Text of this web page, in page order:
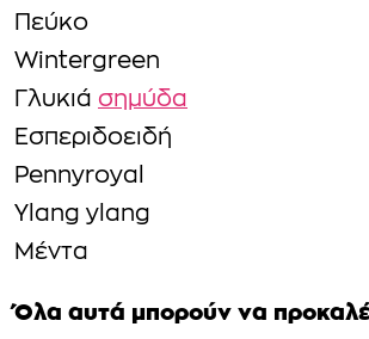
Πεύκο
Wintergreen
Γλυκιά σημύδα
Εσπεριδοειδή
Pennyroyal
Ylang ylang
Μέντα
Όλα αυτά μπορούν να